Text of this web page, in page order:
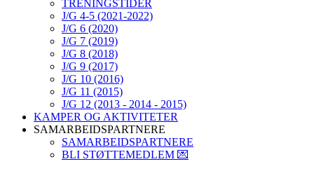
TRENINGSTIDER
J/G 4-5 (2021-2022)
J/G 6 (2020)
J/G 7 (2019)
J/G 8 (2018)
J/G 9 (2017)
J/G 10 (2016)
J/G 11 (2015)
J/G 12 (2013 - 2014 - 2015)
KAMPER OG AKTIVITETER
SAMARBEIDSPARTNERE
SAMARBEIDSPARTNERE
BLI STØTTEMEDLEM 💌